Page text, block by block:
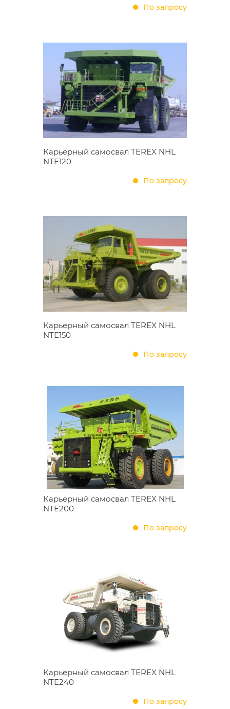
По запросу
Карьерный самосвал TEREX NHL
NTE120
По запросу
Карьерный самосвал TEREX NHL
NTE150
По запросу
Карьерный самосвал TEREX NHL
NTE200
По запросу
Карьерный самосвал TEREX NHL
NTE240
По запросу